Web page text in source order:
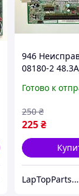
946
08180-2
материнская
Готово к
225₴
250 ₴
LapTopParts.